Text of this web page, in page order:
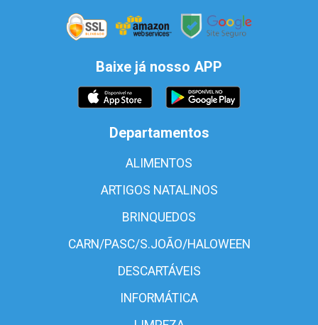
Baixe já nosso APP
Departamentos
ALIMENTOS
ARTIGOS NATALINOS
BRINQUEDOS
CARN/PASC/S.JOÃO/HALOWEEN
DESCARTÁVEIS
INFORMÁTICA